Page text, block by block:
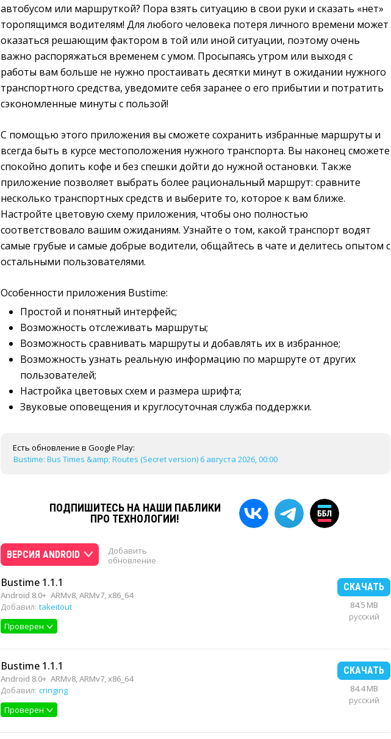
автобусом или маршруткой? Пора взять ситуацию в свои руки и сказать «нет»
торопящимся водителям! Для любого человека потеря личного времени может
оказаться решающим фактором в той или иной ситуации, поэтому очень
важно распоряжаться временем с умом. Просыпаясь утром или выходя с
работы вам больше не нужно простаивать десятки минут в ожидании нужного
транспортного средства, уведомите себя заранее о его прибытии и потратить
сэкономленные минуты с пользой!
С помощью этого приложения вы сможете сохранить избранные маршруты и
всегда быть в курсе местоположения нужного транспорта. Вы наконец сможете
спокойно допить кофе и без спешки дойти до нужной остановки. Также
приложение позволяет выбрать более рациональный маршрут: сравните
несколько транспортных средств и выберите то, которое к вам ближе.
Настройте цветовую схему приложения, чтобы оно полностью
соответствовало вашим ожиданиям. Узнайте о том, какой транспорт водят
самые грубые и самые добрые водители, общайтесь в чате и делитесь опытом с
остальными пользователями.
Особенности приложения Bustime:
Простой и понятный интерфейс;
Возможность отслеживать маршруты;
Возможность сравнивать маршруты и добавлять их в избранное;
Возможность узнать реальную информацию по маршруте от других
пользователей;
Настройка цветовых схем и размера шрифта;
Звуковые оповещения и круглосуточная служба поддержки.
Есть обновление в Google Play:
Bustime: Bus Times &amp; Routes (Secret version) 6 августа 2026, 00:00
ПОДПИШИТЕСЬ НА НАШИ ПАБЛИКИ
ПРО ТЕХНОЛОГИИ!
ВЕРСИЯ ANDROID
Добавить
обновление
Bustime 1.1.1
Android 8.0+ ARMv8, ARMv7, x86_64
Добавил: takeitout
Проверен
СКАЧАТЬ
84.5 MB
русский
Bustime 1.1.1
Android 8.0+ ARMv8, ARMv7, x86_64
Добавил: cringing
Проверен
СКАЧАТЬ
84.4 MB
русский